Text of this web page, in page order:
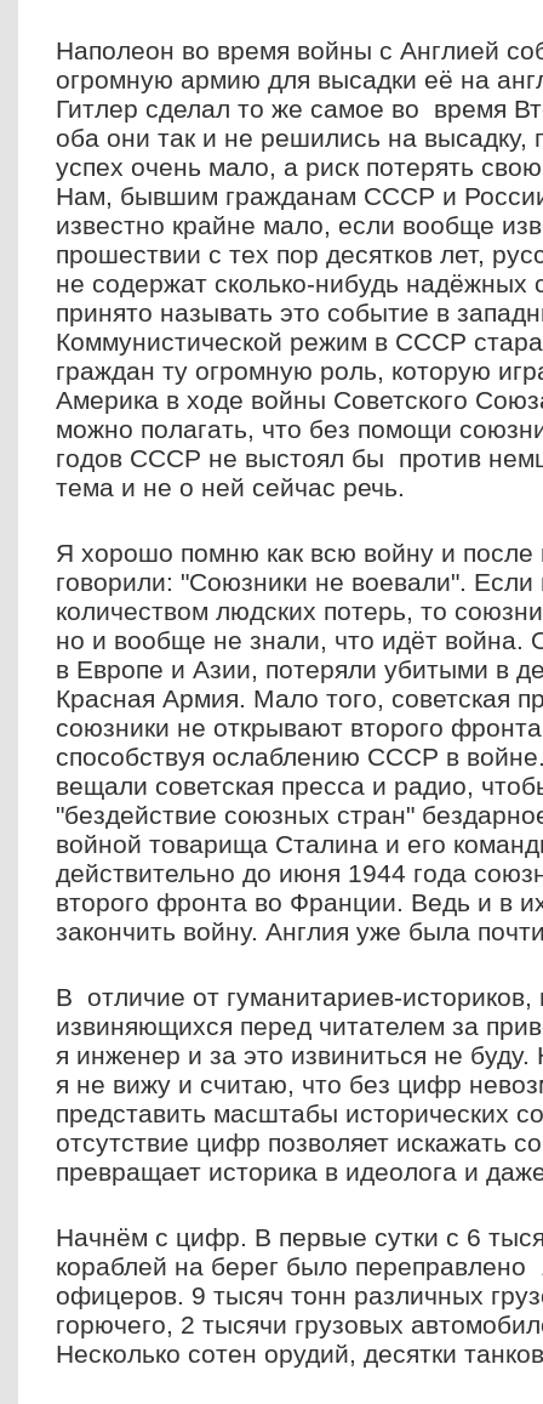
Наполеон во время войны с Англией
огромную армию для высадки её на
Гитлер сделал то же самое во время
оба они так и не решились на высадку,
успех очень мало, а риск потерять
Нам, бывшим гражданам СССР и
известно крайне мало, если вообще
прошествии с тех пор десятков лет,
не содержат сколько-нибудь надёжных
принято называть это событие в
Коммунистической режим в СССР
граждан ту огромную роль, которую
Америка в ходе войны Советского
можно полагать, что без помощи
годов СССР не выстоял бы против
тема и не о ней сейчас речь.
Я хорошо помню как всю войну и после
говорили: "Союзники не воевали". Если
количеством людских потерь, то
но и вообще не знали, что идёт
в Европе и Азии, потеряли убитыми в
Красная Армия. Мало того, советская
союзники не открывают второго
способствуя ослаблению СССР в
вещали советская пресса и радио,
"бездействие союзных стран"
войной товарища Сталина и его
действительно до июня 1944 года
второго фронта во Франции. Ведь и в
закончить войну. Англия уже была
В отличие от гуманитариев-историков,
извиняющихся перед читателем за
я инженер и за это извиниться не
я не вижу и считаю, что без цифр
представить масштабы исторических
отсутствие цифр позволяет искажать
превращает историка в идеолога и
Начнём с цифр. В первые сутки с 6
кораблей на берег было переправлено
офицеров. 9 тысяч тонн различных
горючего, 2 тысячи грузовых
Несколько сотен орудий, десятки